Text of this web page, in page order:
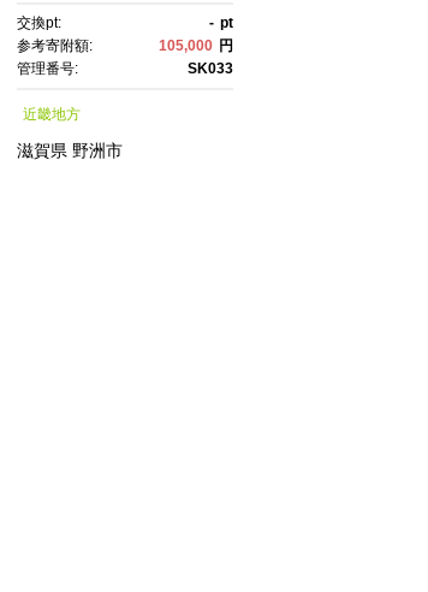
2 SK エスケーツー エスケ
ーツ エスケｰ ピテラ スキ
ンケア 化粧品 ｺｽﾒ フェイ
センス フェイシャルトリ
ートメント トリートメン
交換pt: - pt
参考寄附額:
105,000 円
管理番号:
SK033
近畿地方
滋賀県 野洲市